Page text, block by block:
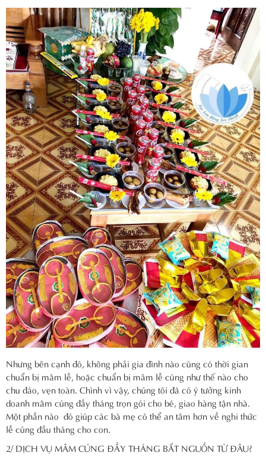
Nhưng bên cạnh đó, không phải gia đình nào cũng có thời gian
chuẩn bị mâm lễ, hoặc chuẩn bị mâm lễ cúng như thế nào cho
chu đáo, vẹn toàn. Chình vì vậy, chúng tôi đã có ý tưởng kinh
doanh mâm cúng đầy tháng trọn gói cho bé, giao hàng tận nhà.
Một phần nào đó giúp các bà mẹ có thể an tâm hơn về nghi thức
lễ cúng đầu tháng cho con.
2/ DỊCH VỤ MÂM CÚNG ĐẦY THÁNG BẮT NGUỒN TỪ ĐÂU?